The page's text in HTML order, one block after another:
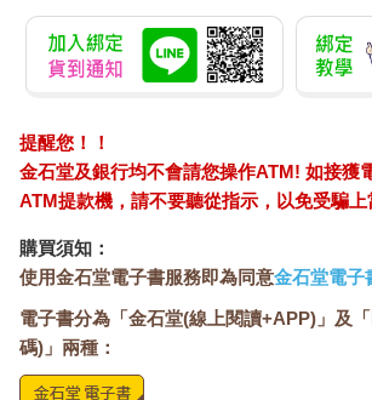
關於北韓的政治論述變幻莫測，焦點多集
外交賭注，頂多會導向逐步漸進的改變或許
這樣的主題。在彼得斯及志同道合者的眼中
一個：北韓人民在受苦，理當得到幫助。
要志工網的協助——中國非營利組織會在檯面
工、西方人與韓國人也是。最困難的部分之
街道，以免被中國當地人舉報當局，或者被
後，就會帶脫北者躲在某個住家或庇護所，
暖，並能得到訓練，以應付下個階段的旅程
途旅行，再穿越一次國界，而一路上會有勇
逃脫北韓的人常會冒險犯難，穿越結冰的
之後從蒙古登上飛機，飛往南韓。更常見的
甚至幾週的時間從東北往西南貫穿中國，靠
提醒您！！
金石堂及銀行均不會請您操作ATM! 如接獲
ATM提款機，請不要聽從指示，以免受騙上
購買須知：
使用金石堂電子書服務即為同意金石堂電子
電子書分為「金石堂(線上閱讀+APP)」及
碼)」兩種：